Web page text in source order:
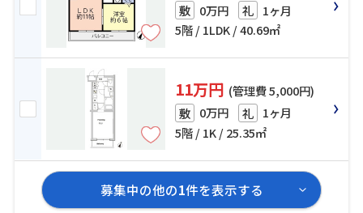
敷 0万円 礼 1ヶ月
5階 / 1LDK / 40.69㎡
11万円 (管理費 5,000円)
敷 0万円 礼 1ヶ月
5階 / 1K / 25.35㎡
募集中の他の1件を表示する